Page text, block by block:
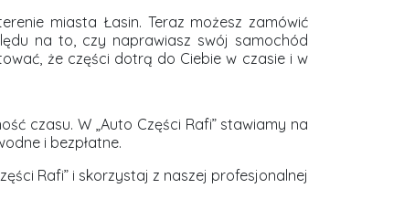
miasta Łasin. Teraz możesz zamówić
na to, czy naprawiasz swój samochód
że części dotrą do Ciebie w czasie i w
czasu. W „Auto Części Rafi” stawiamy na
i bezpłatne.
Rafi” i skorzystaj z naszej profesjonalnej